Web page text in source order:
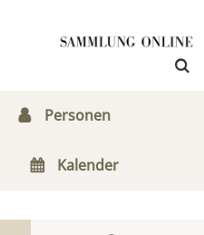
Personen
Kalender